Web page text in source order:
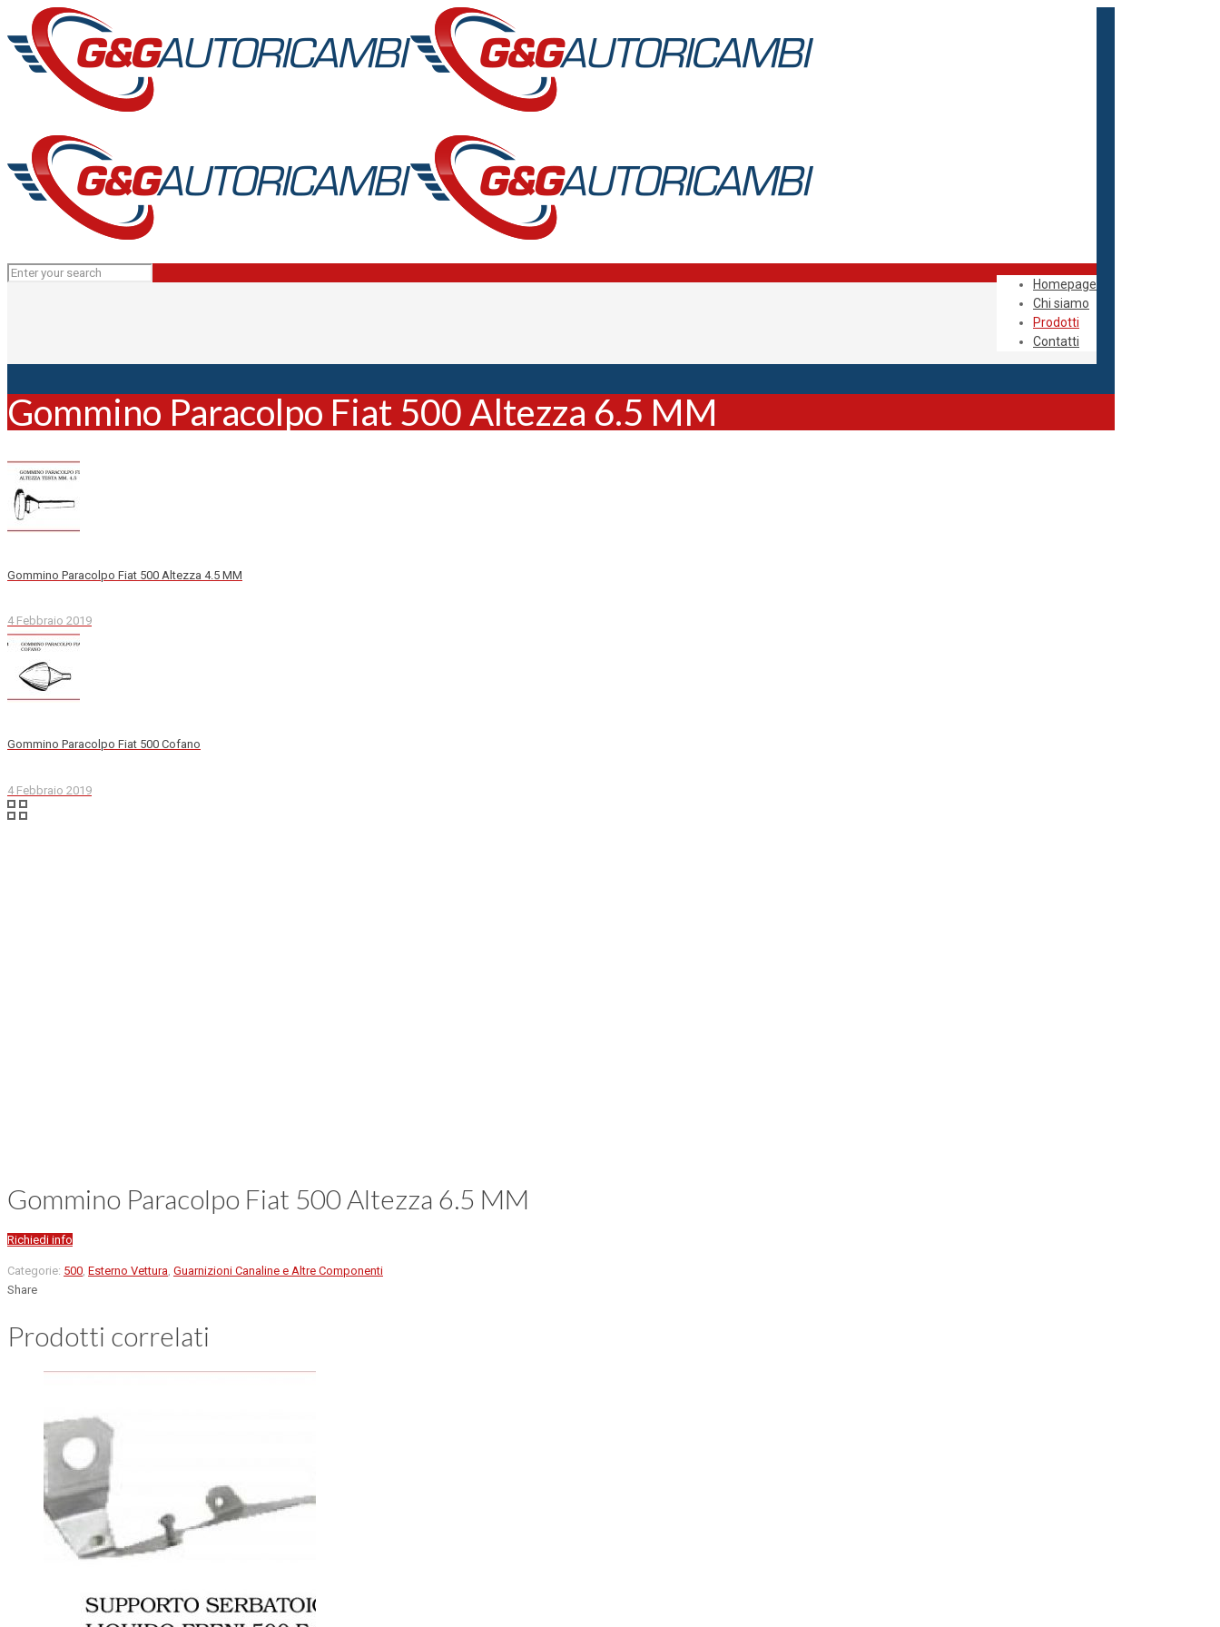
Homepage
Chi siamo
Prodotti
Contatti
Gommino Paracolpo Fiat 500 Altezza 6.5 MM
Gommino Paracolpo Fiat 500 Altezza 4.5 MM
4 Febbraio 2019
Gommino Paracolpo Fiat 500 Cofano
4 Febbraio 2019
Gommino Paracolpo Fiat 500 Altezza 6.5 MM
Richiedi info
Categorie: 500 Esterno Vettura Guarnizioni Canaline e Altre Componenti
Share
Prodotti correlati